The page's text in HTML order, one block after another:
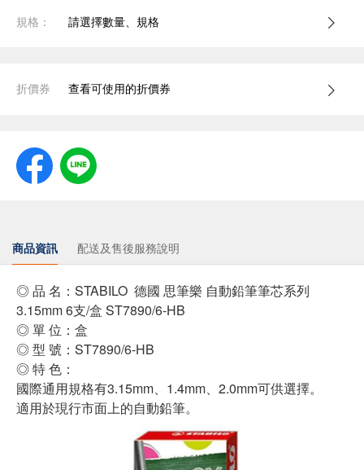
規格： 請選擇數量、規格
折價券 查看可使用的折價券
商品資訊 配送及售後服務說明
◎ 品 名：STABILO 德國 思筆樂 自動鉛筆筆芯系列
3.15mm 6支/盒 ST7890/6-HB
◎ 單 位：盒
◎ 型 號：ST7890/6-HB
◎ 特 色：
國際通用規格有3.15mm、1.4mm、2.0mm可供選擇。
適用於現行市面上的自動鉛筆。